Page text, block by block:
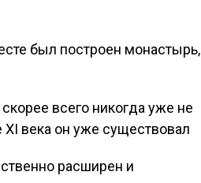
был построен монастырь,
всего никогда уже не
века он уже существовал
расширен и